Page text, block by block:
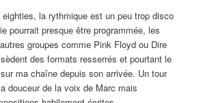
la rythmique est un peu trop disco
pourrait presque être programmée, les
groupes comme Pink Floyd ou Dire
des formats resserrés et pourtant le
ma chaîne depuis son arrivée. Un tour
douceur de la voix de Marc mais